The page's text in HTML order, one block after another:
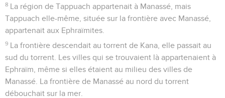
8 La région de Tappuach appartenait à Manassé, mais
Tappuach elle-même, située sur la frontière avec Manassé,
appartenait aux Ephraïmites.
9 La frontière descendait au torrent de Kana, elle passait au
sud du torrent. Les villes qui se trouvaient là appartenaient à
Ephraïm, même si elles étaient au milieu des villes de
Manassé. La frontière de Manassé au nord du torrent
débouchait sur la mer.